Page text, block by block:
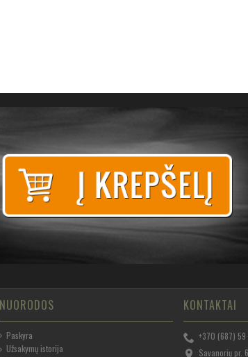
NUORODOS
Paskyra
Užsakymų istorija
KONTAKTAI
+370 (687) 59
Savanorių pr.